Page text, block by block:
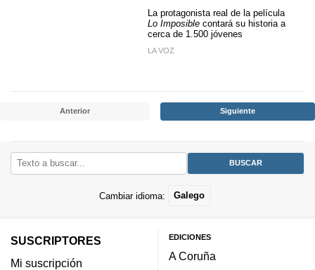
La protagonista real de la película
Lo Imposible contará su historia a
cerca de 1.500 jóvenes
LA VOZ
Anterior Siguiente
Cambiar idioma: Galego
SUSCRIPTORES
Mi suscripción
EDICIONES
A Coruña